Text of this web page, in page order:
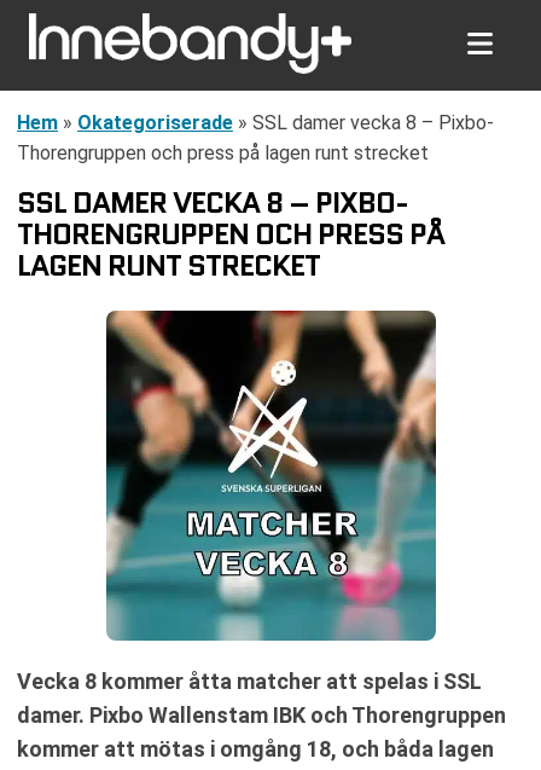
Hem » Okategoriserade » SSL damer vecka 8 – Pixbo-
Thorengruppen och press på lagen runt strecket
SSL DAMER VECKA 8 – PIXBO-
THORENGRUPPEN OCH PRESS PÅ
LAGEN RUNT STRECKET
Vecka 8 kommer åtta matcher att spelas i SSL
damer. Pixbo Wallenstam IBK och Thorengruppen
kommer att mötas i omgång 18, och båda lagen